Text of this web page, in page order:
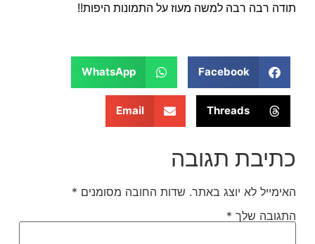
תודה רבה רבה למשה מעוז על התמונות היפות!!
Facebook
WhatsApp
Threads
Email
כתיבת תגובה
האימייל לא יוצג באתר. שדות החובה מסומנים *
התגובה שלך *